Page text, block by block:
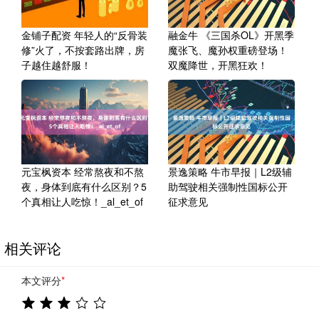
金铺子配资 年轻人的“反骨装
修”火了，不按套路出牌，房
子越住越舒服！
融金牛 《三国杀OL》开黑季
魔张飞、魔孙权重磅登场！
双魔降世，开黑狂欢！
元宝枫资本 经常熬夜和不熬
夜，身体到底有什么区别？5
个真相让人吃惊！_al_et_of
景逸策略 牛市早报｜L2级辅
助驾驶相关强制性国标公开
征求意见
相关评论
本文评分*